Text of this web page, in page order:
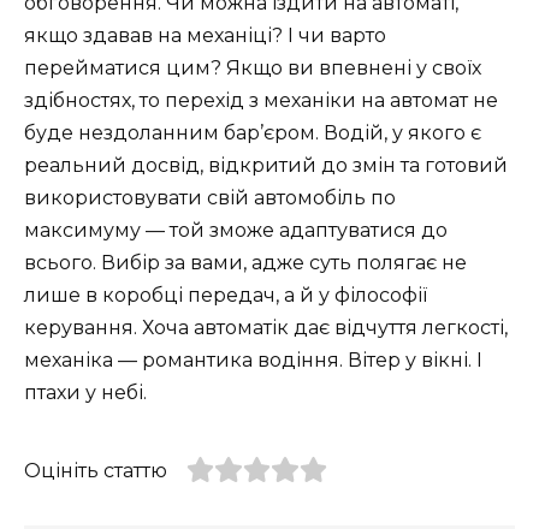
якщо здавав на механіці? І чи варто
перейматися цим? Якщо ви впевнені у своїх
здібностях, то перехід з механіки на автомат не
буде нездоланним бар’єром. Водій, у якого є
реальний досвід, відкритий до змін та готовий
використовувати свій автомобіль по
максимуму — той зможе адаптуватися до
всього. Вибір за вами, адже суть полягає не
лише в коробці передач, а й у філософії
керування. Хоча автоматік дає відчуття легкості,
механіка — романтика водіння. Вітер у вікні. І
птахи у небі.
Оцініть статтю